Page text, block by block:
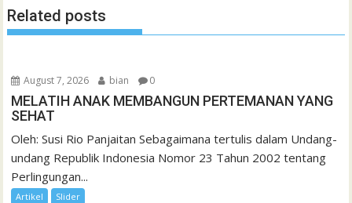
Related posts
August 7, 2026 bian 0
MELATIH ANAK MEMBANGUN PERTEMANAN YANG
SEHAT
Oleh: Susi Rio Panjaitan Sebagaimana tertulis dalam Undang-
undang Republik Indonesia Nomor 23 Tahun 2002 tentang
Perlingungan...
Artikel Slider